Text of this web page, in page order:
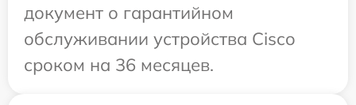
документ о гарантийном
обслуживании устройства Cisco
сроком на 36 месяцев.